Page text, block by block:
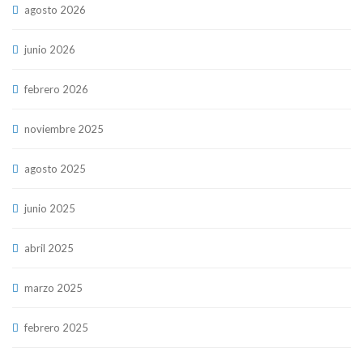
agosto 2026
junio 2026
febrero 2026
noviembre 2025
agosto 2025
junio 2025
abril 2025
marzo 2025
febrero 2025